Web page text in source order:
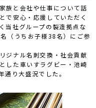
族と会社や仕事について話
で安心・応援していただく
当社グループの製造拠点な
（うちお子様38名）にご参
ジナル名刺交換・社会貢献
した車いすラグビー・池崎
通り大盛況でした。